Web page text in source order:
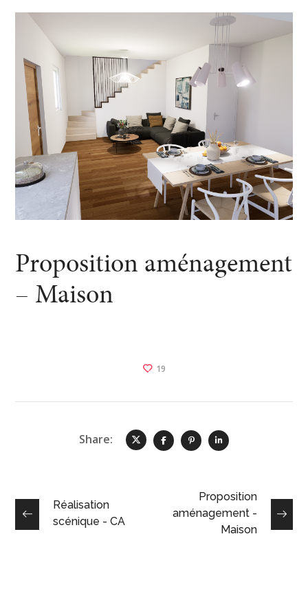
Proposition aménagement
– Maison
19
Share:
Réalisation
scénique - CA
Proposition
aménagement -
Maison